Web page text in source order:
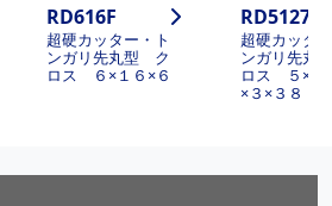
RD616F
超硬カッター・ト
ンガリ先丸型 ク
ロス ６×１６×６
RD5127F
超硬カッタ
ンガリ先丸
ロス ５×１
×３×３８